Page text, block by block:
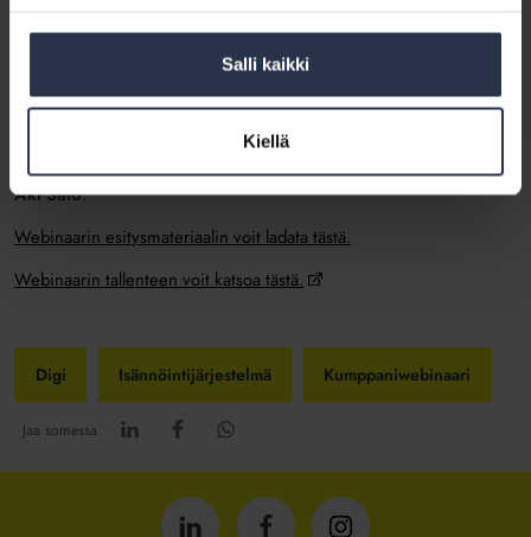
Salli kaikki
Kiellä
Miten parannetaan läpinäkyvyyttä ja raportointia?
Miten mitataan tehokkuutta ja hallitaan työkuormaa?
Webinaarissa aiheesta oli puhumassa Avaa Solutions Oy:n
Jani Neulaniemi. Hänen kanssaan oli
keskustelemassa Isännöintiliiton asiakkuus- ja vastuullisuusjohtaja
Aki Salo.
Webinaarin esitysmateriaalin voit ladata tästä.
Webinaarin tallenteen voit katsoa tästä.
Digi Isännöintijärjestelmä Kumppaniwebinaari
Jaa somessa